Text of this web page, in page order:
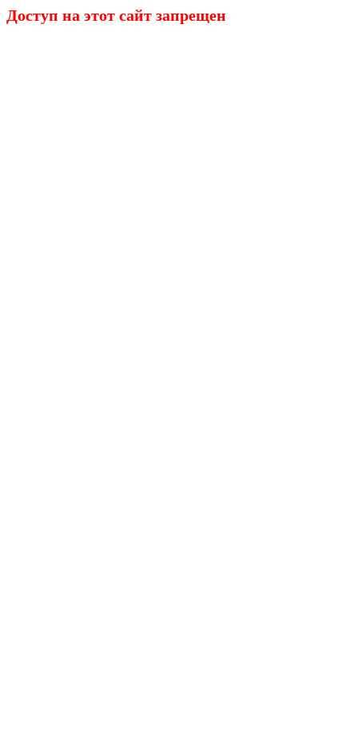
Доступ на этот сайт запрещен